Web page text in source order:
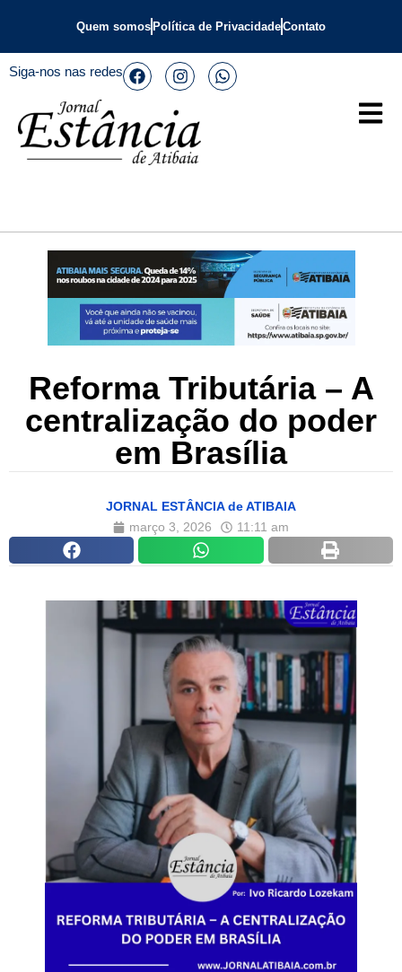
Quem somos Política de PrivacidadeContato
Siga-nos nas redes
Reforma Tributária – A
centralização do poder
em Brasília
JORNAL ESTÂNCIA de ATIBAIA
março 3, 2026
11:11 am